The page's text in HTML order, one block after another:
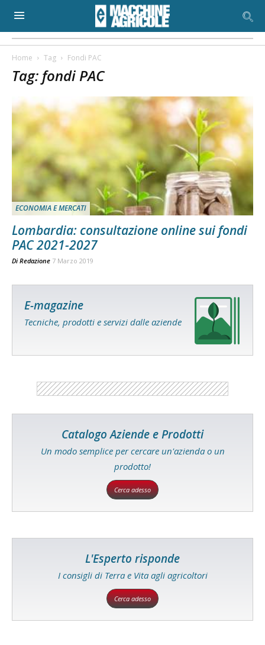
Home Tag Fondi PAC
Tag: fondi PAC
ECONOMIA E MERCATI
Lombardia: consultazione online sui fondi
PAC 2021-2027
Di Redazione 7 Marzo 2019
E-magazine
Tecniche, prodotti e servizi dalle aziende
Catalogo Aziende e Prodotti
Un modo semplice per cercare un'azienda o un
prodotto!
Cerca adesso
L'Esperto risponde
I consigli di Terra e Vita agli agricoltori
Cerca adesso